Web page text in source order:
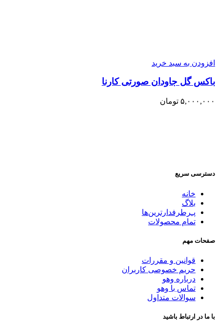
افزودن به سبد خرید
باکس گل جاودان صورتی کارنا
۵,۰۰۰,۰۰۰ تومان
دسترسی سریع
خانه
بلاگ
پـرطرفدارترین‌ها
تمام محصولات
صفحات مهم
قوانین و مقررات
حریم خصوصی کاربران
درباره وهو
تماس با وهو
سوالات متداول
با ما در ارتباط باشید